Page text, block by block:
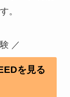
。
／
を見る